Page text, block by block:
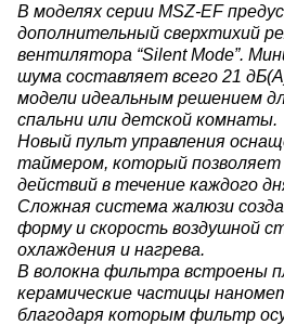
В моделях серии MSZ-EF
дополнительный сверхтихий
вентилятора “Silent Mode”.
шума составляет всего 21
модели идеальным решением
спальни или детской комнаты.
Новый пульт управления
таймером, который позволяет
действий в течение каждого
Сложная система жалюзи
форму и скорость воздушной
охлаждения и нагрева.
В волокна фильтра встроены
керамические частицы
благодаря которым фильтр